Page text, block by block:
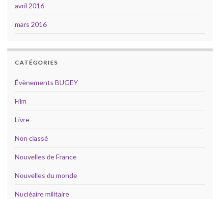
avril 2016
mars 2016
CATÉGORIES
Évènements BUGEY
Film
Livre
Non classé
Nouvelles de France
Nouvelles du monde
Nucléaire militaire